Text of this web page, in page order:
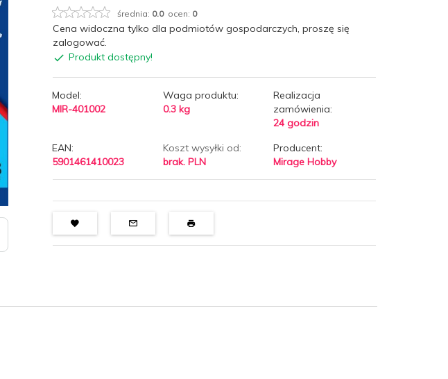
średnia: 0.0ocen: 0
Cena widoczna tylko dla podmiotów gospodarczych, proszę się
zalogować.
Produkt dostępny!
Model:
MIR-401002
Waga produktu:
0.3 kg
Realizacja
zamówienia:
24 godzin
EAN:
5901461410023
Koszt wysyłki od:
brak. PLN
Producent:
Mirage Hobby